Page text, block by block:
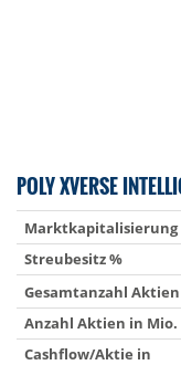
POLY XVERSE
Marktkapitalisierung
Streubesitz %
Gesamtanzahl
Anzahl Aktien in Mio.
Cashflow/Aktie in